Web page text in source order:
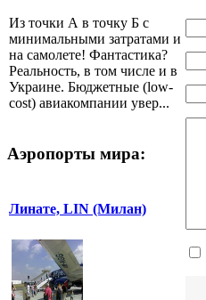
Из точки А в точку Б с
минимальными затратами и
на самолете! Фантастика?
Реальность, в том числе и в
Украине. Бюджетные (low-
cost) авиакомпании увер...
Аэропорты мира:
Линате, LIN (Милан)